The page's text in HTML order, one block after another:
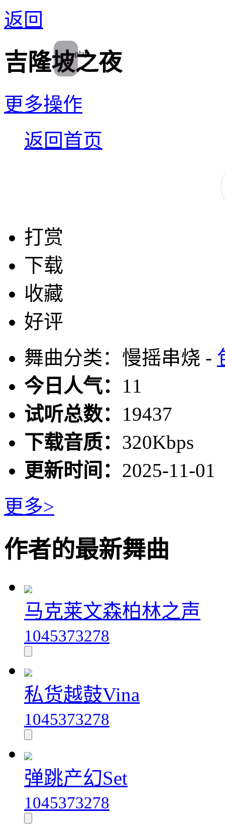
返回
吉隆坡之夜
更多操作
返回首页
打赏
下载
收藏
好评
舞曲分类：慢摇串烧 -
今日人气： 11
试听总数： 19437
下载音质： 320Kbps
更新时间： 2025-11-01
更多>
作者的最新舞曲
马克莱文森柏林之声
1045373278
私货越鼓Vina
1045373278
弹跳产幻Set
1045373278
play